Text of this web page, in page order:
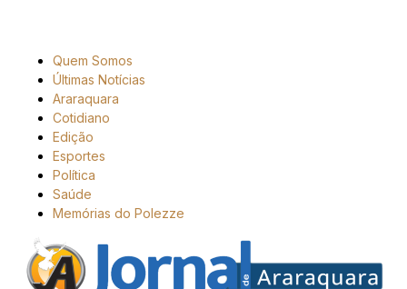
Quem Somos
Últimas Notícias
Araraquara
Cotidiano
Edição
Esportes
Política
Saúde
Memórias do Polezze